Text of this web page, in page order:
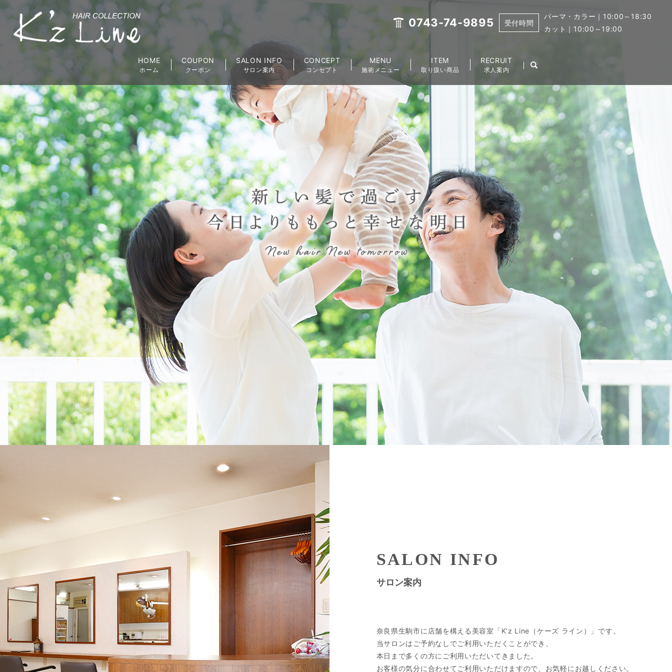
0743-74-9895 受付時間
パーマ・カラー｜10:00～18:30
カット｜10:00～19:00
HOME
ホーム
COUPON
クーポン
SALON INFO
サロン案内
CONCEPT
コンセプト
MENU
施術メニュー
ITEM
取り扱い商品
RECRUIT
求人案内
SALON INFO
サロン案内
奈良県生駒市に店舗を構える美容室「K’z Line（ケーズ ライン）」です。
当サロンはご予約なしでご利用いただくことができ、
本日まで多くの方にご利用いただいてきました。
お客様の気分に合わせてご利用いただけますので、お気軽にお越しください。